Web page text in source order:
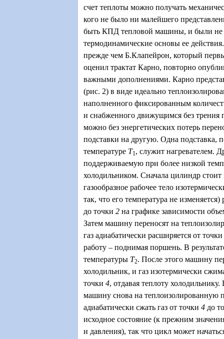
счет теплоты можно получать
кого не было ни малейшего
быть КПД тепловой машины, и были не
термодинамические основы ее
прежде чем Б.Клапейрон, который
оценил трактат Карно, повторно
важными дополнениями. Карно
(рис. 2) в виде идеально
наполненного фиксированным
и снабженного движущимся без
можно без энергетических потерь
подставки на другую. Одна подставка,
температуре T1, служит нагревателем.
поддерживаемую при более низкой
холодильником. Сначала цилиндр стоит
газообразное рабочее тело
так, что его температура не
до точки 2 на графике зависимости
Затем машину переносят на
газ адиабатически расширяется от точки
работу – поднимая поршень. В
температуры T2. После этого машину
холодильник, и газ изотермически
точки 4, отдавая теплоту холодильнику.
машину снова на теплоизолированную
адиабатически сжать газ от точки 4 до
исходное состояние (к прежним
и давления), так что цикл может